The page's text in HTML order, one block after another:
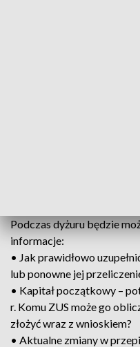
Podczas dyżuru będzie
informacje:
• Jak prawidłowo
lub ponowne jej
• Kapitał początkowy –
r. Komu ZUS może go
złożyć wraz z wnioskiem?
• Aktualne zmiany w